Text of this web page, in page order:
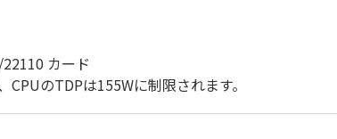
カード
のTDPは155Wに制限されます。